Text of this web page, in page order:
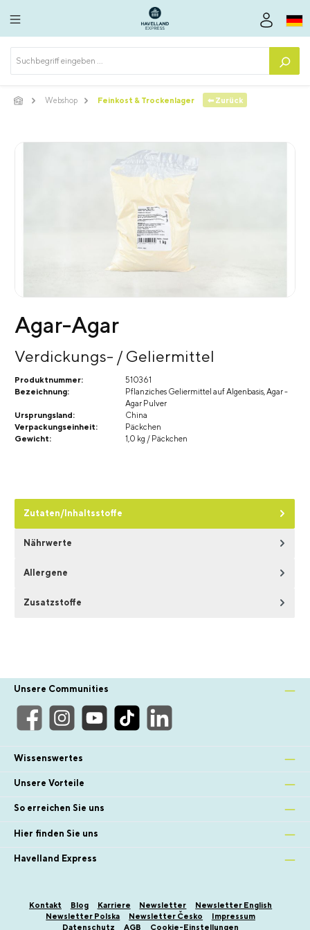
Webshop Feinkost & Trockenlager ⬅ Zurück
Agar-Agar
Verdickungs- / Geliermittel
Produktnummer:
510361
Bezeichnung:
Pflanziches Geliermittel auf Algenbasis, Agar -
Agar Pulver
Ursprungsland:
China
Verpackungseinheit:
Päckchen
Gewicht:
1,0 kg / Päckchen
Zutaten/Inhaltsstoffe
Nährwerte
Allergene
Zusatzstoffe
Unsere Communities
Wissenswertes
Unsere Vorteile
So erreichen Sie uns
Hier finden Sie uns
Havelland Express
Kontakt Blog Karriere Newsletter
Newsletter English
Newsletter Polska
Newsletter Česko
Impressum
Datenschutz
AGB Cookie-Einstellungen